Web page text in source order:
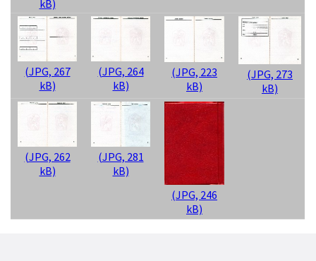
kB)
(JPG, 267
kB)
(JPG, 264
kB)
(JPG, 223
kB)
(JPG, 273
kB)
(JPG, 262
kB)
(JPG, 281
kB)
(JPG, 246
kB)